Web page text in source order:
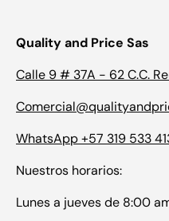
Quality and Price Sas
Calle 9 # 37A - 62 C.C.
WhatsApp +57 319 533
Nuestros horarios:
Lunes a jueves de 8:00